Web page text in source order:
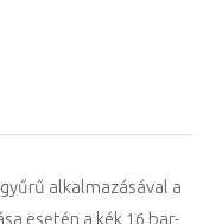
alkalmazásával a
esetén a kék 16 bar-